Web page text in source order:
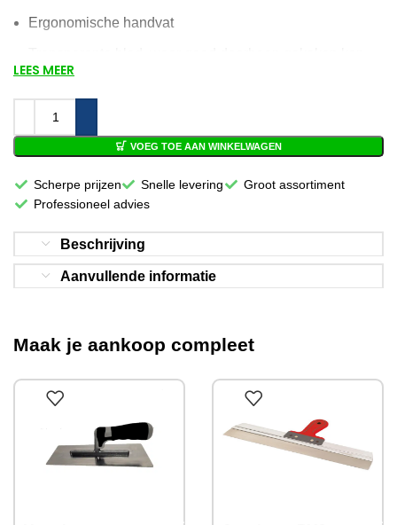
Ergonomische handvat
worden
Van hoogwaardige kwaliteit
Voor 12:00 besteld, volgende werkdag
in huis!
LEES MEER
VOEG TOE AAN WINKELWAGEN
Scherpe prijzen Snelle levering
Groot assortiment
Professioneel advies
Beschrijving
Aanvullende informatie
Maak je aankoop compleet